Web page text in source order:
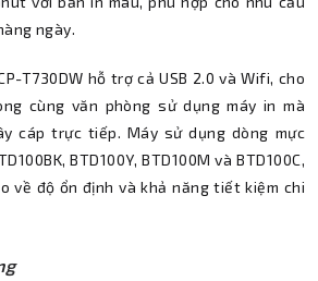
ngày.
T730DW hỗ trợ cả USB 2.0 và Wifi, cho
cùng văn phòng sử dụng máy in mà
cáp trực tiếp. Máy sử dụng dòng mực
BTD100Y, BTD100M và BTD100C,
về độ ổn định và khả năng tiết kiệm chi